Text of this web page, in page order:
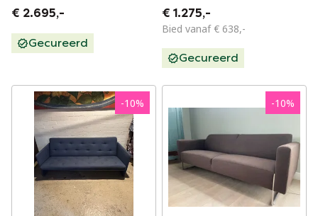
refurbished
€ 2.695,-
Gecureerd
€ 1.275,-
Bied vanaf € 638,-
Gecureerd
-10% -10%